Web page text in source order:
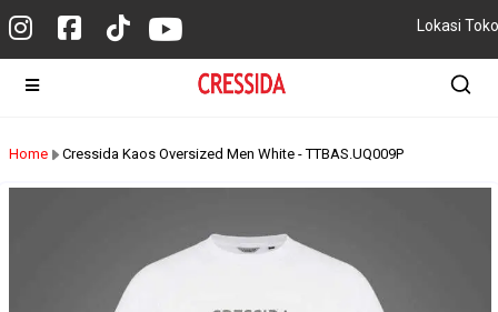
Lokasi Toko
Home Cressida Kaos Oversized Men White - TTBAS.UQ009P